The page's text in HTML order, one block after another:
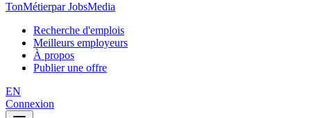
TonMétierpar JobsMedia
Recherche d'emplois
Meilleurs employeurs
À propos
Publier une offre
EN
Connexion